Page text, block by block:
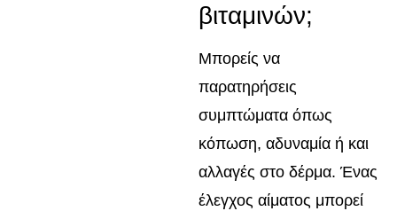
βιταμινών;
Μπορείς να
παρατηρήσεις
συμπτώματα όπως
κόπωση, αδυναμία ή και
αλλαγές στο δέρμα. Ένας
έλεγχος αίματος μπορεί